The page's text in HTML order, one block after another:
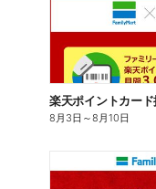
8月3日 ～8月10日